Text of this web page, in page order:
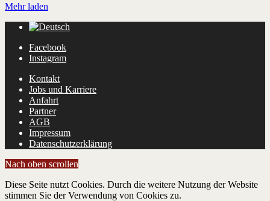
Mehr laden
Facebook
Instagram
Kontakt
Jobs und Karriere
Anfahrt
Partner
AGB
Impressum
Datenschutzerklärung
Nach oben scrollen
Diese Seite nutzt Cookies. Durch die weitere Nutzung der Website
stimmen Sie der Verwendung von Cookies zu.